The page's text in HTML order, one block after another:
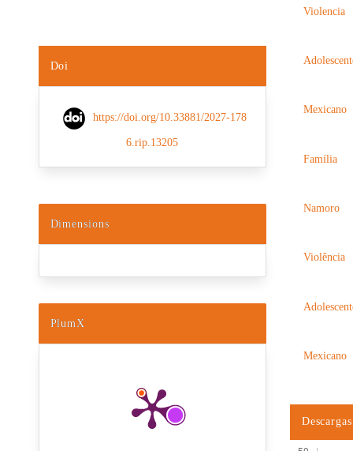
Doi
https://doi.org/10.33881/2027-178
6.rip.13205
Dimensions
PlumX
Violencia
Mexicano
Família
Namoro
Violência
Mexicano
Descargas